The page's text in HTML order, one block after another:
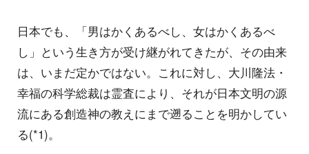
日本でも、「男はかくあるべし、女はかくあるべ
し」という生き方が受け継がれてきたが、その由来
は、いまだ定かではない。これに対し、大川隆法・
幸福の科学総裁は霊査により、それが日本文明の源
流にある創造神の教えにまで遡ることを明かしてい
る(*1)。